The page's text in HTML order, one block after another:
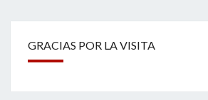
GRACIAS POR LA VISITA